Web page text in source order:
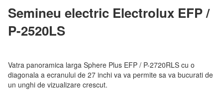
Semineu electric Electrolux EFP /
P-2520LS
Vatra panoramica larga Sphere Plus EFP / P-2720RLS cu o
diagonala a ecranului de 27 inchi va va permite sa va bucurati de
un unghi de vizualizare crescut.